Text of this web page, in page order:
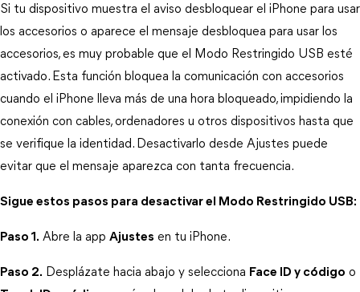
Si tu dispositivo muestra el aviso desbloquear el iPhone para usar
los accesorios o aparece el mensaje desbloquea para usar los
accesorios, es muy probable que el Modo Restringido USB esté
activado. Esta función bloquea la comunicación con accesorios
cuando el iPhone lleva más de una hora bloqueado, impidiendo la
conexión con cables, ordenadores u otros dispositivos hasta que
se verifique la identidad. Desactivarlo desde Ajustes puede
evitar que el mensaje aparezca con tanta frecuencia.
Sigue estos pasos para desactivar el Modo Restringido USB:
Paso 1. Abre la app Ajustes en tu iPhone.
Paso 2. Desplázate hacia abajo y selecciona Face ID y código